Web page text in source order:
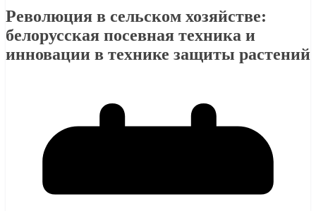
Революция в сельском хозяйстве:
белорусская посевная техника и
инновации в технике защиты растений